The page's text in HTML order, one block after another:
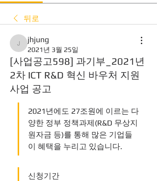
뒤로
jhjung
jhjung
2021년 3월 25일
[사업공고598] 과기부_2021년
2차 ICT R&D 혁신 바우처 지원
사업 공고
2021년에도 27조원에 이르는 다
양한 정부 정책과제(R&D 무상지
원자금 등)를 통해 많은 기업들
이 혜택을 누리고 있습니다.
신청기간